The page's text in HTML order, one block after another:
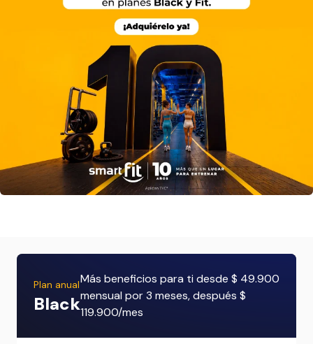
Plan anual
Black
Más beneficios para ti desde $ 49.900
mensual por 3 meses, después $
119.900/mes